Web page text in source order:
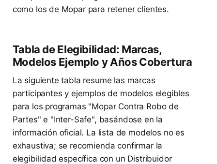
como los de Mopar para retener clientes.
Tabla de Elegibilidad: Marcas,
Modelos Ejemplo y Años Cobertura
La siguiente tabla resume las marcas
participantes y ejemplos de modelos elegibles
para los programas "Mopar Contra Robo de
Partes" e "Inter-Safe", basándose en la
información oficial. La lista de modelos no es
exhaustiva; se recomienda confirmar la
elegibilidad específica con un Distribuidor